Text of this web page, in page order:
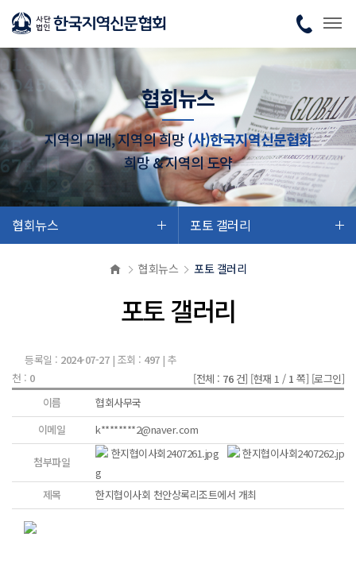
협회뉴스
지역의 미래, 지역의 희망(사)한국지역신문협회
희망 & 지역의 도약
협회뉴스 포토 갤러리
협회뉴스 포토 갤러리
포토 갤러리
등록일 : 2024-07-27| 조회 : 497| 추
천 : 0 [전체 : 76건] [현재 1 / 1 쪽] [로그인]
이름
협회사무국
이메일
k********2@naver.com
첨부파일
한지협이사회2407261.jpg
한지협이사회2407262.jp
g
제목
한지협이사회 천안상록리조트에서 개최